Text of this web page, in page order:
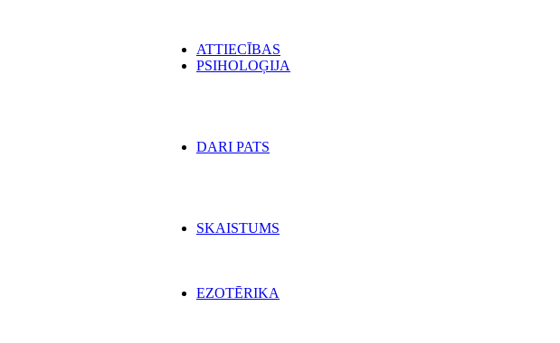
ATTIECĪBAS
PSIHOLOĢIJA
DARI PATS
SKAISTUMS
EZOTĒRIKA